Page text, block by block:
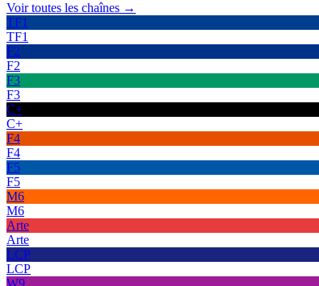
Voir toutes les chaînes →
TF1
TF1
F2
F2
F3
F3
C+
C+
F4
F4
F5
F5
M6
M6
Arte
Arte
LCP
LCP